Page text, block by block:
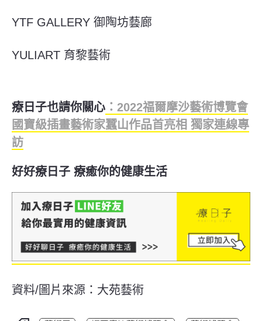
YTF GALLERY 御陶坊藝廊
YULIART 育黎藝術
療日子也請你關心 ：2022福爾摩沙藝術博覽會
國寶級插畫藝術家蠶山作品首亮相 獨家連線專
訪
好好療日子 療癒你的健康生活
資料/圖片來源：大苑藝術